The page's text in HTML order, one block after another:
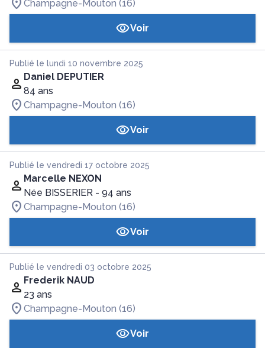
Champagne-Mouton (16)
Voir
Publié le lundi 10 novembre 2025
Daniel DEPUTIER
84 ans
Champagne-Mouton (16)
Voir
Publié le vendredi 17 octobre 2025
Marcelle NEXON
Née BISSERIER - 94 ans
Champagne-Mouton (16)
Voir
Publié le vendredi 03 octobre 2025
Frederik NAUD
23 ans
Champagne-Mouton (16)
Voir